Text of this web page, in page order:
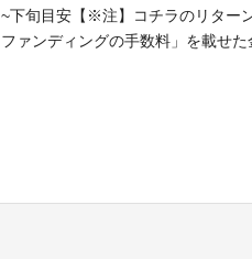
~下旬目安【※注】コチラのリター
ファンディングの手数料」を載せた